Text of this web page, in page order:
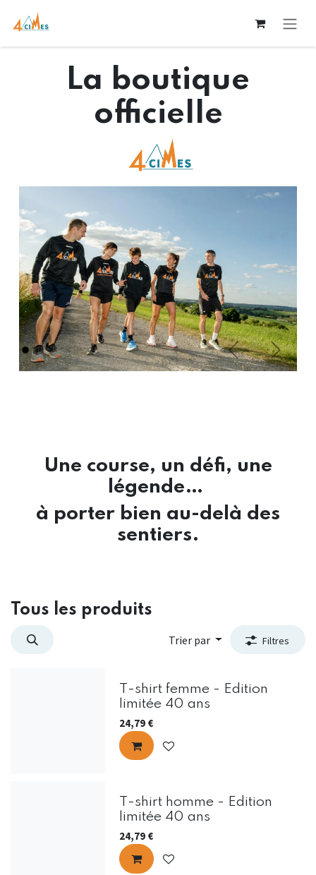
La boutique
officielle
PrécédentSuivant
Une course, un défi, une
légende…
à porter bien au-delà des
sentiers.
Tous les produits
Trier par Filtres
T-shirt femme - Edition
limitée 40 ans
24,79 €
T-shirt homme - Edition
limitée 40 ans
24,79 €